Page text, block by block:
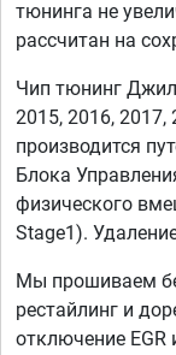
тюнинга не
рассчитан на
Чип тюнинг
2015, 2016, 2017,
производится
Блока
физического
Stage1).
Мы прошиваем
рестайлинг и
отключение